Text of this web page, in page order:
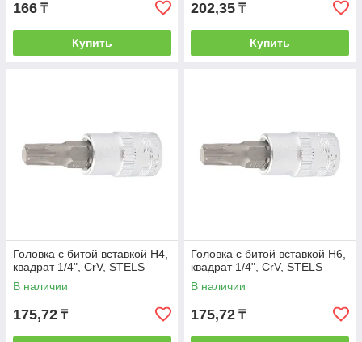
166 ₸
Купить
202,35 ₸
Купить
Головка с битой вставкой H4,
квадрат 1/4", CrV, STELS
В наличии
175,72 ₸
Головка с битой вставкой H6,
квадрат 1/4", CrV, STELS
В наличии
175,72 ₸